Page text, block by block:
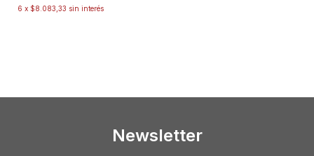
6 x $8.083,33 sin interés
Newsletter